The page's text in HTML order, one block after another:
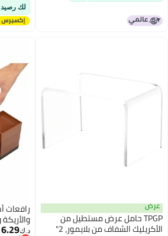
بوصة، وصلات لرفع الكراسي
والأرائك، أبيض
العمل –
أساسية
1300 رطل – أسود
لك رصيد
عرض
TPGP حامل عرض مستطيل من
الأكريليك الشفاف من بلايمور، 2"
رافعات
بوصة،
د.ك‏6.29